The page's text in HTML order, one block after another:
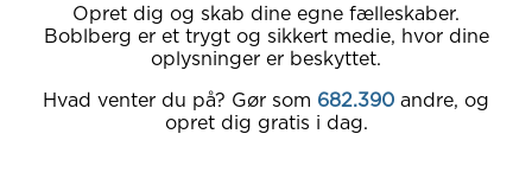
Opret dig og skab dine egne fælleskaber.
Boblberg er et trygt og sikkert medie, hvor dine
oplysninger er beskyttet.
Hvad venter du på? Gør som 682.390 andre, og
opret dig gratis i dag.